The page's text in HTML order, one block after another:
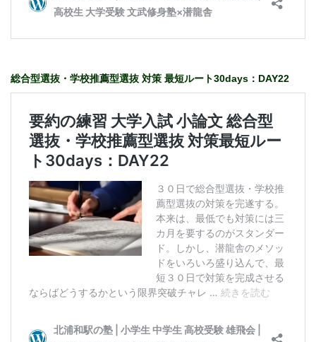
総合型選抜・学校推薦型選抜 対策 最短ルート30days：DAY22